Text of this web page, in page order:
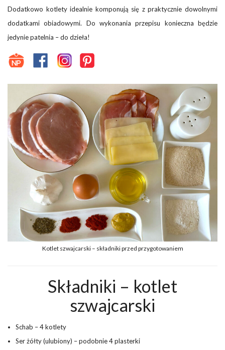
Dodatkowo kotlety idealnie komponują się z praktycznie dowolnymi
dodatkami obiadowymi. Do wykonania przepisu konieczna będzie
jedynie patelnia – do dzieła!
Kotlet szwajcarski – składniki przed przygotowaniem
Składniki – kotlet
szwajcarski
Schab – 4 kotlety
Ser żółty (ulubiony) – podobnie 4 plasterki